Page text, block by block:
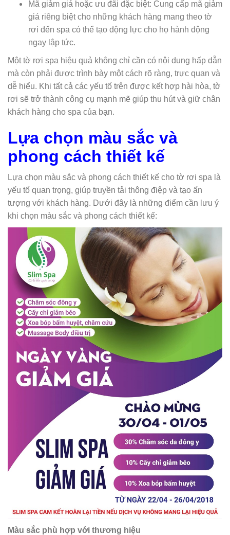
Mã giảm giá hoặc ưu đãi đặc biệt: Cung cấp mã giảm
giá riêng biệt cho những khách hàng mang theo tờ
rơi đến spa có thể tạo động lực cho họ hành động
ngay lập tức.
Một tờ rơi spa hiệu quả không chỉ cần có nội dung hấp dẫn
mà còn phải được trình bày một cách rõ ràng, trực quan và
dễ hiểu. Khi tất cả các yếu tố trên được kết hợp hài hòa, tờ
rơi sẽ trở thành công cụ mạnh mẽ giúp thu hút và giữ chân
khách hàng cho spa của bạn.
Lựa chọn màu sắc và
phong cách thiết kế
Lựa chọn màu sắc và phong cách thiết kế cho tờ rơi spa là
yếu tố quan trọng, giúp truyền tải thông điệp và tạo ấn
tượng với khách hàng. Dưới đây là những điểm cần lưu ý
khi chọn màu sắc và phong cách thiết kế:
Màu sắc phù hợp với thương hiệu